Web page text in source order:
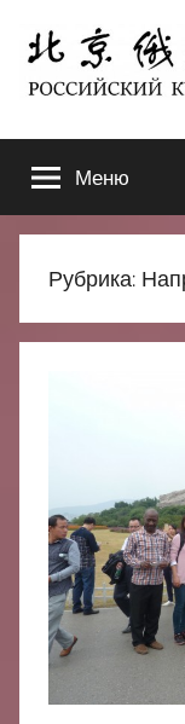
содержимому
北
京
俄
罗
化
中
心
ЦЕНТР
В
ПЕКИНЕ
Меню
Рубрика: